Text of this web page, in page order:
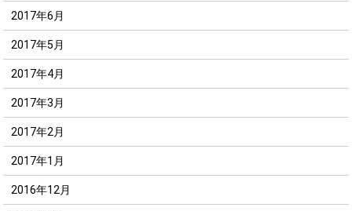
2017年6月
2017年5月
2017年4月
2017年3月
2017年2月
2017年1月
2016年12月